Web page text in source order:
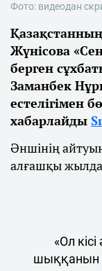
Фото: видеодан
Жүнісова
берген
Заманбек
естелігімен
хабарлайды S
Әншінің
алғашқы
«Ол
шыққанын